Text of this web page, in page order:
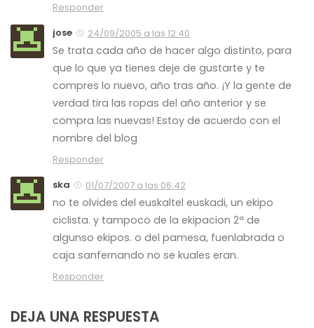
Responder
jose
24/09/2005 a las 12:40
Se trata cada año de hacer algo distinto, para
que lo que ya tienes deje de gustarte y te
compres lo nuevo, año tras año. ¡Y la gente de
verdad tira las ropas del año anterior y se
compra las nuevas! Estoy de acuerdo con el
nombre del blog
Responder
ska
01/07/2007 a las 06:42
no te olvides del euskaltel euskadi, un ekipo
ciclista. y tampoco de la ekipacion 2ª de
algunso ekipos. o del pamesa, fuenlabrada o
caja sanfernando no se kuales eran.
Responder
DEJA UNA RESPUESTA